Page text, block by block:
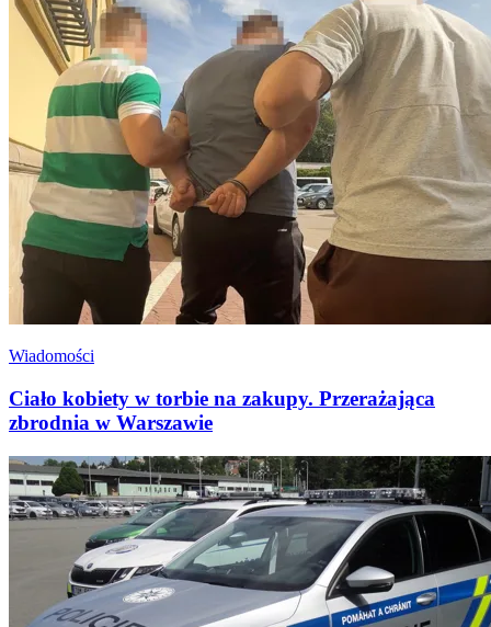
Wiadomości
Ciało kobiety w torbie na zakupy. Przerażająca
zbrodnia w Warszawie